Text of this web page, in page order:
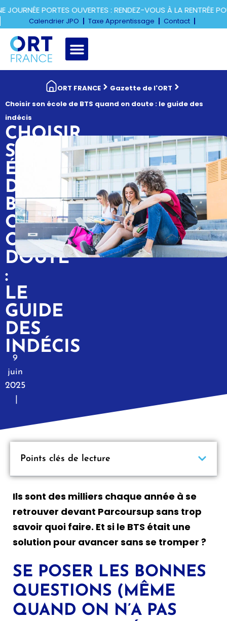
PORTES OUVERTES : RENDEZ-VOUS À LA RENTRÉE
Calendrier JPO Taxe Apprentissage Contact
ORT FRANCE
Gazette de l'ORT
Choisir son école de BTS quand on doute : le guide des
indécis
CHOISIR
SON
ÉCOLE
DE
BTS
QUAND
ON
DOUTE
:
LE
GUIDE
DES
INDÉCIS
9
juin
2025
Ils sont des milliers chaque année à se
retrouver devant Parcoursup sans trop
savoir quoi faire. Et si le BTS était une
solution pour avancer sans se tromper ?
SE POSER LES BONNES
QUESTIONS (MÊME
QUAND ON N’A PAS
Points clés de lecture